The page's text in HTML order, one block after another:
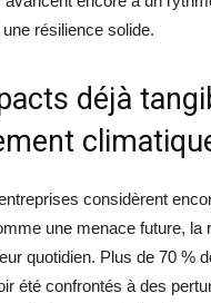
résilience solide.
déjà
considèrent
une menace future, la
quotidien. Plus de 70 %
été confrontés à des